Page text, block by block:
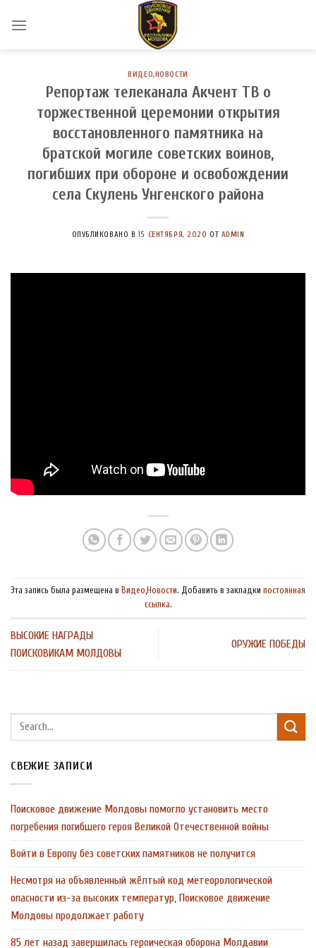
ВИДЕО,НОВОСТИ
Репортаж телеканала Акчент ТВ о
торжественной церемонии открытия
восстановленного памятника на
братской могиле советских воинов,
погибших при обороне и освобождении
села Скулень Унгенского района
ОПУБЛИКОВАНО В15 СЕНТЯБРЯ, 2020 ОТ ADMIN
Эта запись была размещена в Видео,Новости. Добавить в закладки постоянная
ссылка.
ВЫСОКИЕ НАГРАДЫ
ПОИСКОВИКАМ МОЛДОВЫ
ОРУЖИЕ ПОБЕДЫ
СВЕЖИЕ ЗАПИСИ
Поисковое движение Молдовы помогло установить место
погребения погибшего героя Великой Отечественной войны
Войти в Европу без советских памятников не получится
Несмотря на объявленный жёлтый код метеорологической
опасности из-за высоких температур, Поисковое движение
Молдовы продолжает работу
85 лет назад завершилась героическая оборона Молдавии